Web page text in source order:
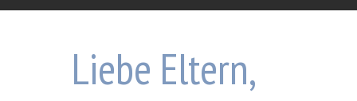
Liebe Eltern,